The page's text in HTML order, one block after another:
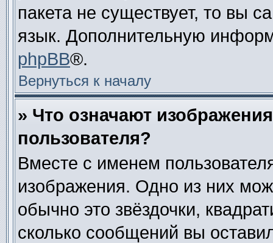
пакета не существует, то вы
язык. Дополнительную
phpBB®.
Вернуться к началу
» Что означают
пользователя?
Вместе с именем
изображения. Одно из них
обычно это звёздочки,
сколько сообщений вы